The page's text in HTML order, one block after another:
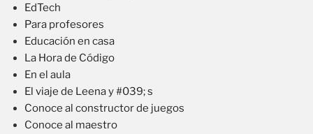
EdTech
Para profesores
Educación en casa
La Hora de Código
En el aula
El viaje de Leena y #039; s
Conoce al constructor de juegos
Conoce al maestro